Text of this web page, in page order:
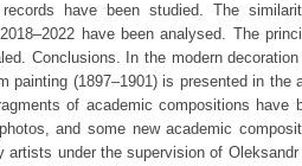
have been studied. The
have been analysed. The
Conclusions. In the modern
painting (1897–1901) is presented in
of academic compositions have
and some new academic
artists under the supervision of